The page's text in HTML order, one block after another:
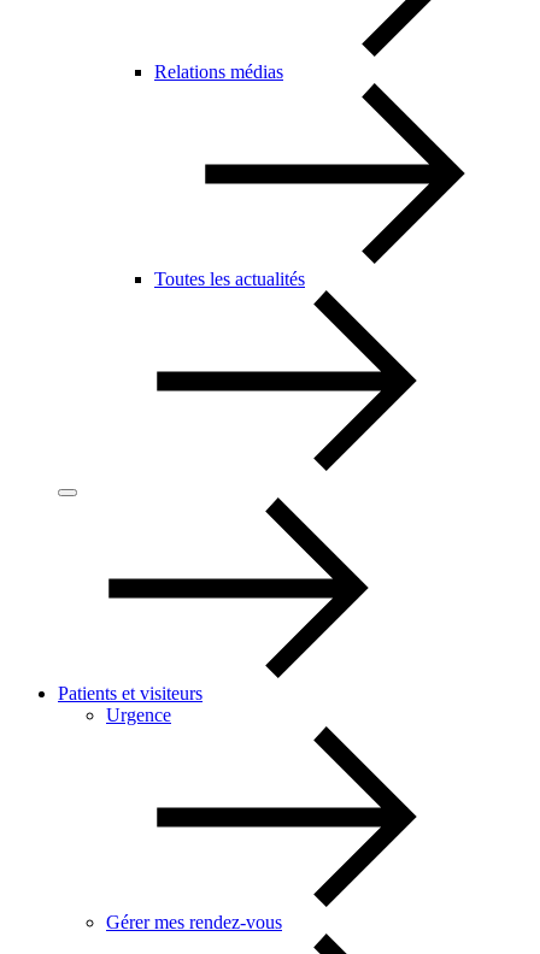
Relations médias
Toutes les actualités
Patients et visiteurs
Urgence
Gérer mes rendez-vous